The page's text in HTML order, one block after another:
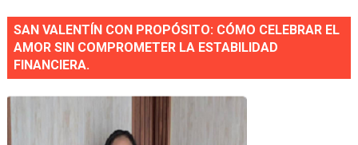
SAN VALENTÍN CON PROPÓSITO: CÓMO CELEBRAR EL
AMOR SIN COMPROMETER LA ESTABILIDAD
FINANCIERA.